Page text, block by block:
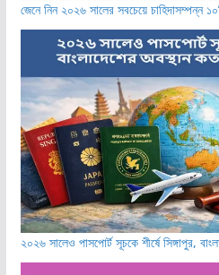
জেনে নিন ২০২৬ সালের সবচেয়ে চাহিদাসম্পন্ন
২০২৬ সালেও পাসপোর্ট সূচকে শীর্ষে সিঙ্গাপুর,